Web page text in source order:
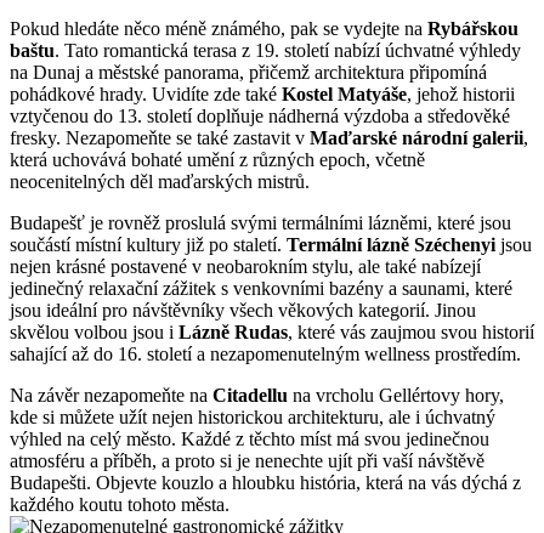
Pokud hledáte něco méně známého, pak se vydejte na Rybářskou
baštu. Tato romantická terasa z 19. století nabízí úchvatné výhledy
na Dunaj a městské panorama, přičemž architektura připomíná
pohádkové hrady. Uvidíte zde také Kostel Matyáše, jehož historii
vztyčenou do 13. století doplňuje nádherná výzdoba a středověké
fresky. Nezapomeňte se také zastavit v Maďarské národní galerii,
která uchovává bohaté umění z různých epoch, včetně
neocenitelných děl maďarských mistrů.
Budapešť je rovněž proslulá svými termálními lázněmi, které jsou
součástí místní kultury již po staletí. Termální lázně Széchenyi jsou
nejen krásné postavené v neobarokním stylu, ale také nabízejí
jedinečný relaxační zážitek s venkovními bazény a saunami, které
jsou ideální pro návštěvníky všech věkových kategorií. Jinou
skvělou volbou jsou i Lázně Rudas, které vás zaujmou svou historií
sahající až do 16. století a nezapomenutelným wellness prostředím.
Na závěr nezapomeňte na Citadellu na vrcholu Gellértovy hory,
kde si můžete užít nejen historickou architekturu, ale i úchvatný
výhled na celý město. Každé z těchto míst má svou jedinečnou
atmosféru a příběh, a proto si je nenechte ujít při vaší návštěvě
Budapešti. Objevte kouzlo a hloubku história, která na vás dýchá z
každého koutu tohoto města.